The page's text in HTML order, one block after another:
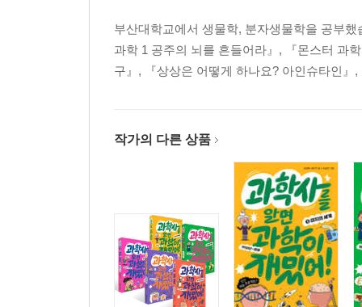
부산대학교에서 생물학, 분자생물학을 공부
과학 1 공주의 뇌를 흔들어라』, 『몬스터 과
구』, 『상상은 어떻게 하나요? 아인슈타인
작가의 다른 상품